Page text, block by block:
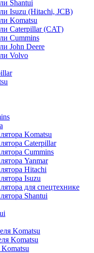
Shantui
Isuzu (Hitachi, JCB)
Komatsu
Caterpillar (CAT)
Cummins
John Deere
Volvo
Komatsu
Caterpillar
Cummins
Yanmar
Hitachi
Isuzu
для спецтехнике
Shantui
Komatsu
Komatsu